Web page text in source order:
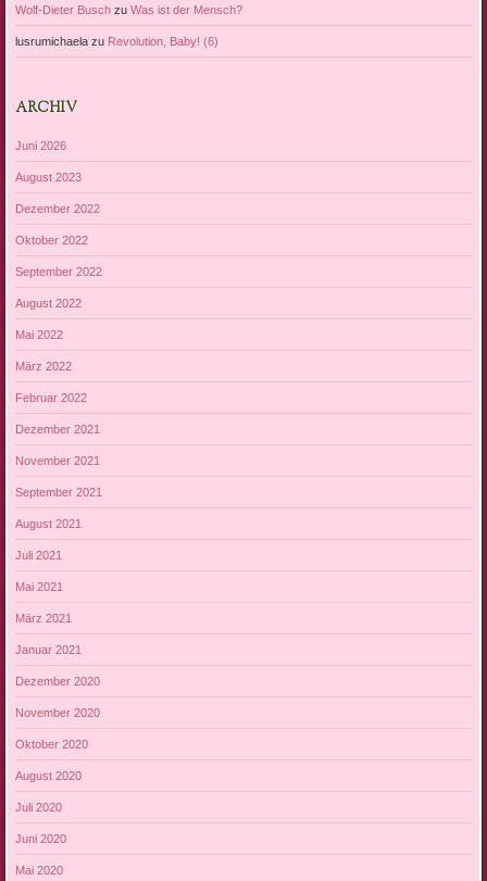
Wolf-Dieter Buschzu Was ist der Mensch?
lusrumichaelazu Revolution, Baby! (6)
ARCHIV
Juni 2026
August 2023
Dezember 2022
Oktober 2022
September 2022
August 2022
Mai 2022
März 2022
Februar 2022
Dezember 2021
November 2021
September 2021
August 2021
Juli 2021
Mai 2021
März 2021
Januar 2021
Dezember 2020
November 2020
Oktober 2020
August 2020
Juli 2020
Juni 2020
Mai 2020